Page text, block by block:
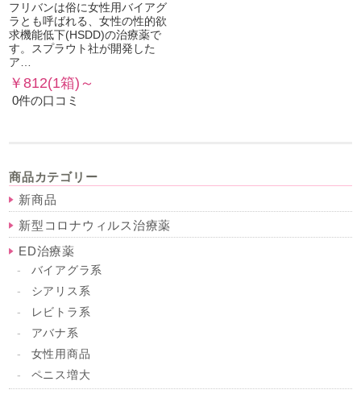
フリバンは俗に女性用バイアグ
ラとも呼ばれる、女性の性的欲
求機能低下(HSDD)の治療薬で
す。スプラウト社が開発した
ア…
￥812(1箱)～
0件の口コミ
商品カテゴリー
新商品
新型コロナウィルス治療薬
ED治療薬
バイアグラ系
シアリス系
レビトラ系
アバナ系
女性用商品
ペニス増大